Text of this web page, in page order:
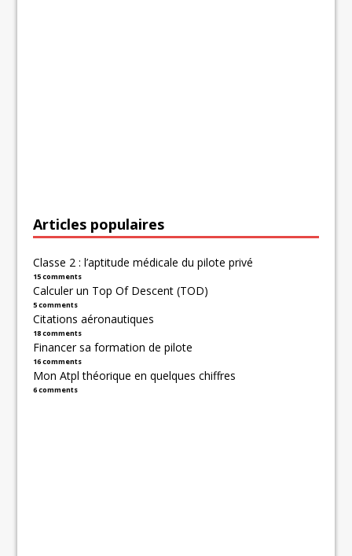
Articles populaires
Classe 2 : l’aptitude médicale du pilote privé
15 comments
Calculer un Top Of Descent (TOD)
5 comments
Citations aéronautiques
18 comments
Financer sa formation de pilote
16 comments
Mon Atpl théorique en quelques chiffres
6 comments